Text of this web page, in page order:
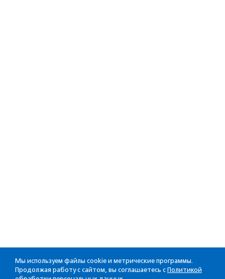
Мы используем файлы cookie и метрические программы.
Продолжая работу с сайтом, вы соглашаетесь с Политикой